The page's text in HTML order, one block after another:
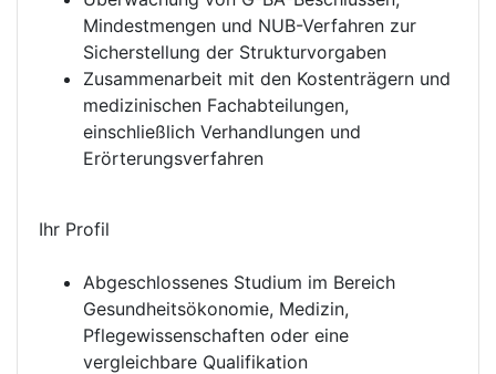
Mindestmengen und NUB-Verfahren zur
Sicherstellung der Strukturvorgaben
Zusammenarbeit mit den Kostenträgern und
medizinischen Fachabteilungen,
einschließlich Verhandlungen und
Erörterungsverfahren
Ihr Profil
Abgeschlossenes Studium im Bereich
Gesundheitsökonomie, Medizin,
Pflegewissenschaften oder eine
vergleichbare Qualifikation